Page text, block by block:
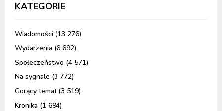
KATEGORIE
Wiadomości (13 276)
Wydarzenia (6 692)
Społeczeństwo (4 571)
Na sygnale (3 772)
Gorący temat(3 519)
Kronika (1 694)